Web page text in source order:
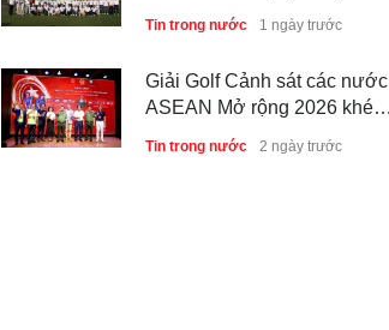
tác tại Royal Long An Golf &
Country Club
Tin trong nước 1 ngày trước
Giải Golf Cảnh sát các nước
ASEAN Mở rộng 2026 khép
lại thành công, thúc đẩy giao
lưu và hợp tác quốc tế
Tin trong nước 2 ngày trước